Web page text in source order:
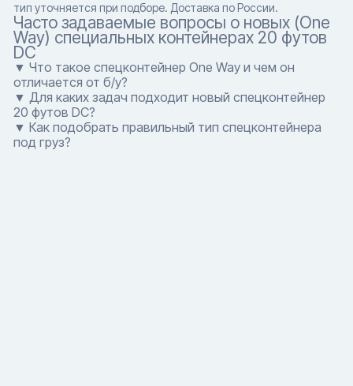
тип уточняется при подборе. Доставка по России.
Часто задаваемые вопросы о новых (One
Way) специальных контейнерах 20 футов
DC
▼ Что такое спецконтейнер One Way и чем он
отличается от б/у?
▼ Для каких задач подходит новый спецконтейнер
20 футов DC?
▼ Как подобрать правильный тип спецконтейнера
под груз?